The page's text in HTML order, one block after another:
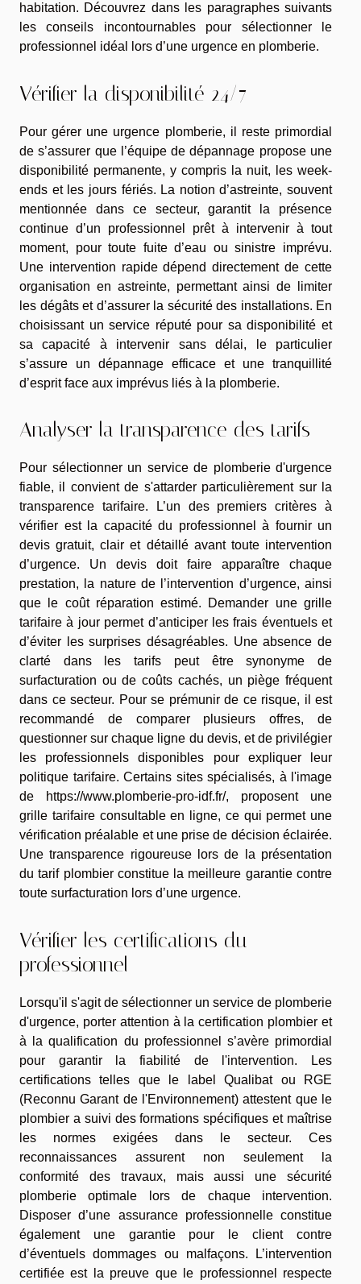
habitation. Découvrez dans les paragraphes suivants
les conseils incontournables pour sélectionner le
professionnel idéal lors d’une urgence en plomberie.
Vérifier la disponibilité 24/7
Pour gérer une urgence plomberie, il reste primordial
de s’assurer que l’équipe de dépannage propose une
disponibilité permanente, y compris la nuit, les week-
ends et les jours fériés. La notion d’astreinte, souvent
mentionnée dans ce secteur, garantit la présence
continue d’un professionnel prêt à intervenir à tout
moment, pour toute fuite d’eau ou sinistre imprévu.
Une intervention rapide dépend directement de cette
organisation en astreinte, permettant ainsi de limiter
les dégâts et d’assurer la sécurité des installations. En
choisissant un service réputé pour sa disponibilité et
sa capacité à intervenir sans délai, le particulier
s’assure un dépannage efficace et une tranquillité
d’esprit face aux imprévus liés à la plomberie.
Analyser la transparence des tarifs
Pour sélectionner un service de plomberie d'urgence
fiable, il convient de s'attarder particulièrement sur la
transparence tarifaire. L’un des premiers critères à
vérifier est la capacité du professionnel à fournir un
devis gratuit, clair et détaillé avant toute intervention
d’urgence. Un devis doit faire apparaître chaque
prestation, la nature de l’intervention d’urgence, ainsi
que le coût réparation estimé. Demander une grille
tarifaire à jour permet d’anticiper les frais éventuels et
d’éviter les surprises désagréables. Une absence de
clarté dans les tarifs peut être synonyme de
surfacturation ou de coûts cachés, un piège fréquent
dans ce secteur. Pour se prémunir de ce risque, il est
recommandé de comparer plusieurs offres, de
questionner sur chaque ligne du devis, et de privilégier
les professionnels disponibles pour expliquer leur
politique tarifaire. Certains sites spécialisés, à l'image
de
https://www.plomberie-pro-idf.fr/, proposent une
grille tarifaire consultable en ligne, ce qui permet une
vérification préalable et une prise de décision éclairée.
Une transparence rigoureuse lors de la présentation
du tarif plombier constitue la meilleure garantie contre
toute surfacturation lors d’une urgence.
Vérifier les certifications du
professionnel
Lorsqu'il s'agit de sélectionner un service de plomberie
d'urgence, porter attention à la certification plombier et
à la qualification du professionnel s’avère primordial
pour garantir la fiabilité de l'intervention. Les
certifications telles que le label Qualibat ou RGE
(Reconnu Garant de l'Environnement) attestent que le
plombier a suivi des formations spécifiques et maîtrise
les normes exigées dans le secteur. Ces
reconnaissances assurent non seulement la
conformité des travaux, mais aussi une sécurité
plomberie optimale lors de chaque intervention.
Disposer d’une assurance professionnelle constitue
également une garantie pour le client contre
d’éventuels dommages ou malfaçons. L’intervention
certifiée est la preuve que le professionnel respecte